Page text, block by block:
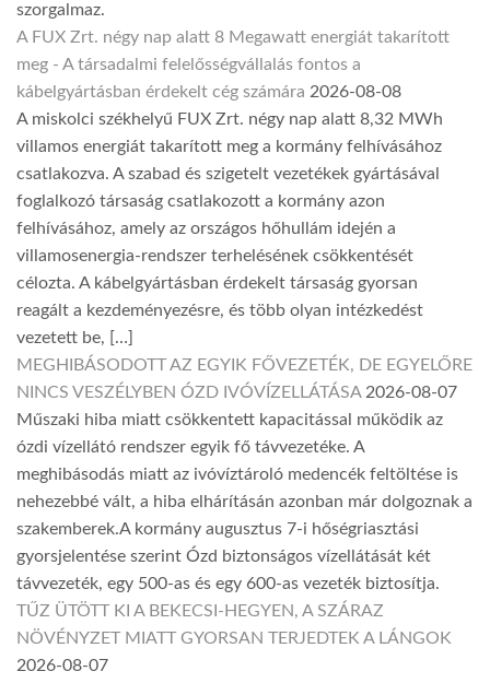
szorgalmaz.
A FUX Zrt. négy nap alatt 8 Megawatt energiát takarított
meg - A társadalmi felelősségvállalás fontos a
kábelgyártásban érdekelt cég számára 2026-08-08
A miskolci székhelyű FUX Zrt. négy nap alatt 8,32 MWh
villamos energiát takarított meg a kormány felhívásához
csatlakozva. A szabad és szigetelt vezetékek gyártásával
foglalkozó társaság csatlakozott a kormány azon
felhívásához, amely az országos hőhullám idején a
villamosenergia-rendszer terhelésének csökkentését
célozta. A kábelgyártásban érdekelt társaság gyorsan
reagált a kezdeményezésre, és több olyan intézkedést
vezetett be, […]
MEGHIBÁSODOTT AZ EGYIK FŐVEZETÉK, DE EGYELŐRE
NINCS VESZÉLYBEN ÓZD IVÓVÍZELLÁTÁSA 2026-08-07
Műszaki hiba miatt csökkentett kapacitással működik az
ózdi vízellátó rendszer egyik fő távvezetéke. A
meghibásodás miatt az ivóvíztároló medencék feltöltése is
nehezebbé vált, a hiba elhárításán azonban már dolgoznak a
szakemberek.A kormány augusztus 7-i hőségriasztási
gyorsjelentése szerint Ózd biztonságos vízellátását két
távvezeték, egy 500-as és egy 600-as vezeték biztosítja.
TŰZ ÜTÖTT KI A BEKECSI-HEGYEN, A SZÁRAZ
NÖVÉNYZET MIATT GYORSAN TERJEDTEK A LÁNGOK
2026-08-07